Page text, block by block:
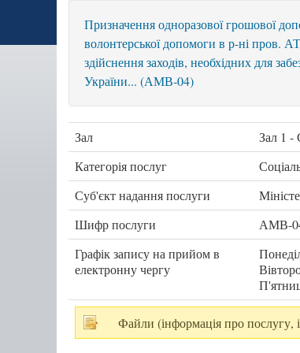
Призначення одноразової грошової
волонтерської допомоги в р-ні пров.
здійснення заходів, необхідних для
України... (АМВ-04)
Зал
Зал 1 -
Категорія послуг
Суб'єкт надання послуги
Шифр послуги
АМВ-
Графік запису на прийом в
електронну чергу
Файли (інформація про послугу,